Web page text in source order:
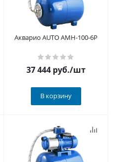
Акварио AUTO AMH-100-6P
37 444 руб./шт
В корзину